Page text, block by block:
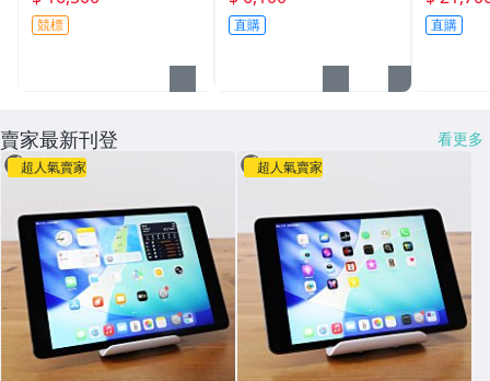
素 Hybrid IS光學防震 數
位相機 二手相機
競標
果手錶 智慧穿戴裝置 二
手手錶 智慧手錶
直購
G 8G
UCare保
直購
賣家最新刊登 看更多
超人氣賣家 超人氣賣家